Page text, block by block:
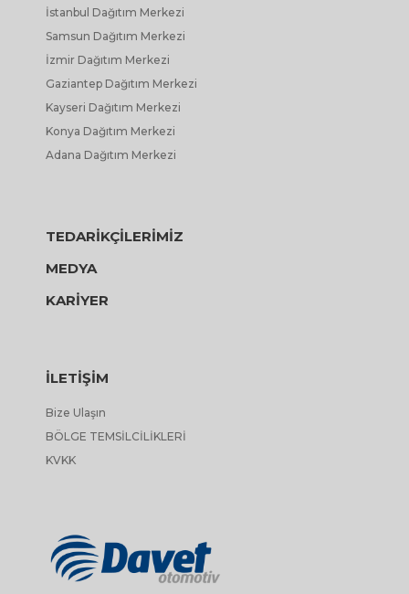
İstanbul Dağıtım Merkezi
Samsun Dağıtım Merkezi
İzmir Dağıtım Merkezi
Gaziantep Dağıtım Merkezi
Kayseri Dağıtım Merkezi
Konya Dağıtım Merkezi
Adana Dağıtım Merkezi
TEDARİKÇİLERİMİZ
MEDYA
KARİYER
İLETİŞİM
Bize Ulaşın
BÖLGE TEMSİLCİLİKLERİ
KVKK